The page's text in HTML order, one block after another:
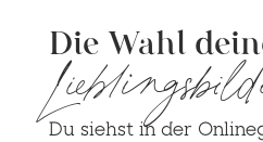
Die Wahl
Du siehst in der